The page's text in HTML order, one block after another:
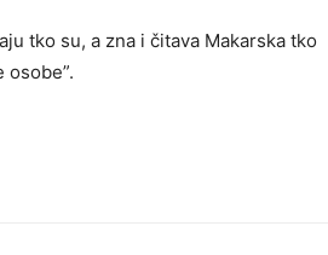
tko su, a zna i čitava Makarska tko
osobe”.